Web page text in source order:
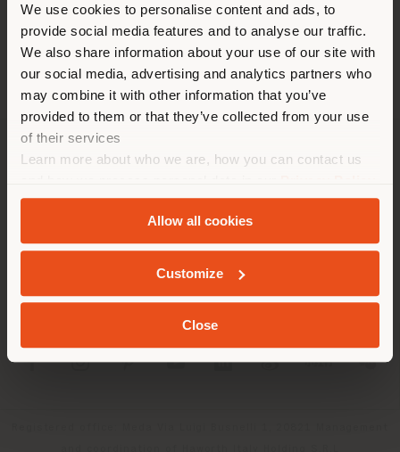
We use cookies to personalise content and ads, to
provide social media features and to analyse our traffic.
We also share information about your use of our site with
our social media, advertising and analytics partners who
may combine it with other information that you’ve
provided to them or that they’ve collected from your use
of their services
Learn more about who we are, how you can contact us
andCookie Policy.
Allow all cookies
Customize
Close
EINEN TERMIN ANFRAGEN
Sie browsen in einem anderen
Land als Ihrem Standort. Wir
empfehlen Ihnen, sich richtig
zu orientieren, um Einkäufe
tätigen zu können. (us)
GEOLOKALISIERT
UNTERNEHMEN
PRODUKTLINIEN
INFO & DIENSTLEISTUNGEN